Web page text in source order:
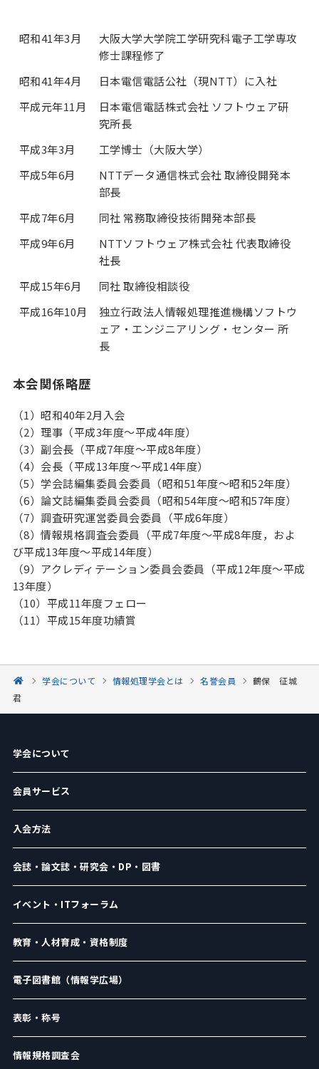
昭和41年3月
大阪大学大学院工学研究科電子工学専攻
修士課程修了
昭和41年4月
日本電信電話公社（現NTT）に入社
平成元年11月
日本電信電話株式会社 ソフトウェア研
究所長
平成3年3月
工学博士（大阪大学）
平成5年6月
NTTデータ通信株式会社 取締役開発本
部長
平成7年6月
同社 常務取締役技術開発本部長
平成9年6月
NTTソフトウェア株式会社 代表取締役
社長
平成15年6月
同社 取締役相談役
平成16年10月
独立行政法人情報処理推進機構ソフトウ
ェア・エンジニアリング・センター 所
長
本会関係略歴
（1）昭和40年2月入会
（2）理事（平成3年度～平成4年度）
（3）副会長（平成7年度～平成8年度）
（4）会長（平成13年度～平成14年度）
（5）学会誌編集委員会委員（昭和51年度～昭和52年度）
（6）論文誌編集委員会委員（昭和54年度～昭和57年度）
（7）調査研究運営委員会委員（平成6年度）
（8）情報規格調査会委員（平成7年度～平成8年度，およ
び平成13年度～平成14年度）
（9）アクレディテーション委員会委員（平成12年度～平成
13年度）
（10）平成11年度フェロー
（11）平成15年度功績賞
学会について 情報処理学会とは 名誉会員
鶴保 征城
君
学会について
会員サービス
入会方法
会誌・論文誌・研究会・DP・図書
イベント・ITフォーラム
教育・人材育成・資格制度
電子図書館（情報学広場）
表彰・称号
情報規格調査会